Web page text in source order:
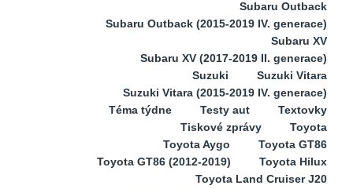
Subaru Outback
Subaru Outback (2015-2019 IV. generace)
Subaru XV
Subaru XV (2017-2019 II. generace)
Suzuki
Suzuki Vitara
Suzuki Vitara (2015-2019 IV. generace)
Téma týdne
Testy aut
Textovky
Tiskové zprávy
Toyota
Toyota Aygo
Toyota GT86
Toyota GT86 (2012-2019)
Toyota Hilux
Toyota Land Cruiser J20